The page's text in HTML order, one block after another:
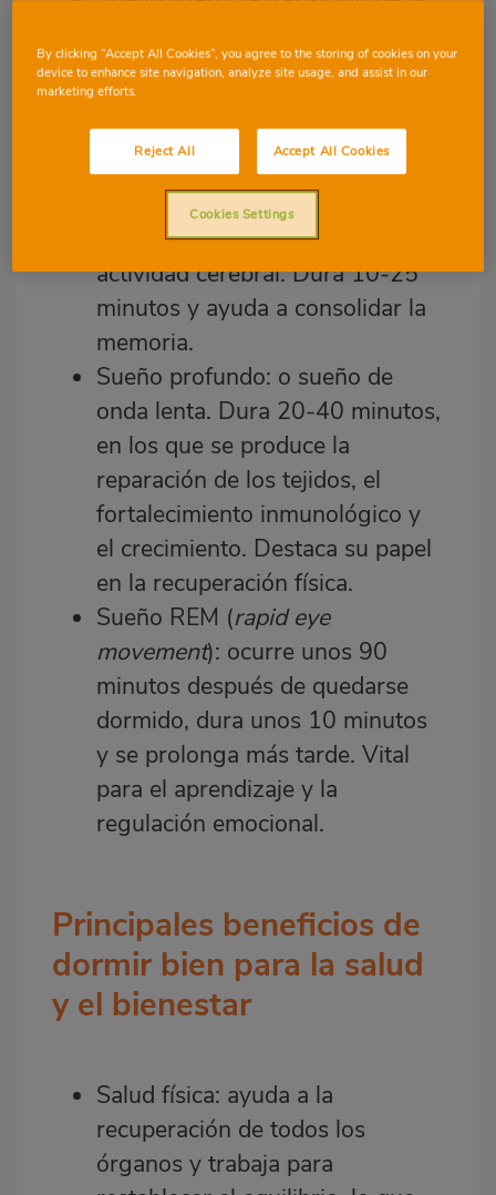
lentos y tono muscular reducido.
Dura 5-10 minutos y es crucial
para relajarse en el sueño.
Sueño ligero, más profundo:
preparación para el sueño
profundo, con ráfagas de
actividad cerebral. Dura 10-25
minutos y ayuda a consolidar la
memoria.
Sueño profundo: o sueño de
onda lenta. Dura 20-40 minutos,
en los que se produce la
reparación de los tejidos, el
fortalecimiento inmunológico y
el crecimiento. Destaca su papel
en la recuperación física.
Sueño REM (rapid eye
movement): ocurre unos 90
minutos después de quedarse
dormido, dura unos 10 minutos
y se prolonga más tarde. Vital
para el aprendizaje y la
regulación emocional.
Principales beneficios de
dormir bien para la salud
y el bienestar
Salud física: ayuda a la
recuperación de todos los
órganos y trabaja para
By clicking “Accept All Cookies”, you agree to the storing of cookies on your
device to enhance site navigation, analyze site usage, and assist in our
marketing efforts.
Reject All Accept All Cookies
Cookies Settings